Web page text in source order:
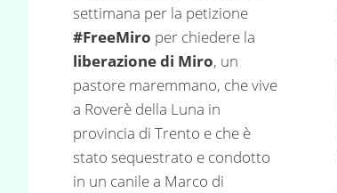
settimana per la petizione
#FreeMiro per chiedere la
liberazione di Miro, un
pastore maremmano, che vive
a Roverè della Luna in
provincia di Trento e che è
stato sequestrato e condotto
in un canile a Marco di